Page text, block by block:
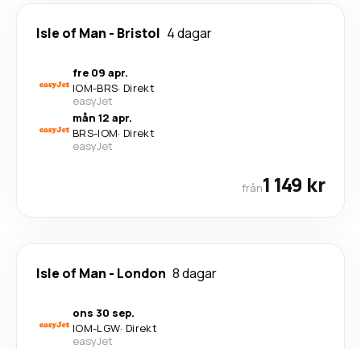
Isle of Man - Bristol 4 dagar
fre 09 apr.
IOM-BRS· Direkt
easyJet
mån 12 apr.
BRS-IOM· Direkt
easyJet
från1 149 kr
Isle of Man - London 8 dagar
ons 30 sep.
IOM-LGW· Direkt
easyJet